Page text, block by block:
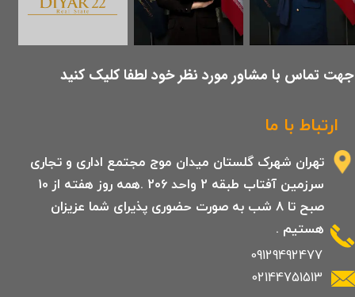
ارتباط با ما
09129492477
02144751513
تهران شهرک گلستان میدان موج مجتمع اداری و تجاری
سرزمین آفتاب طبقه 2 واحد 206 .همه روز هفته از 10
صبح تا 8 شب به صورت حضوری پذیرای شما عزیزان
هستیم .
​جهت تماس با مشاور مورد نظر خود لطفا کلیک کنید